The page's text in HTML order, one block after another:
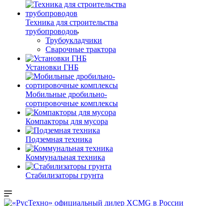
Техника для строительства
трубопроводов
Трубоукладчики
Сварочные трактора
Установки ГНБ
Мобильные дробильно-
сортировочные комплексы
Компакторы для мусора
Подземная техника
Коммунальная техника
Стабилизаторы грунта